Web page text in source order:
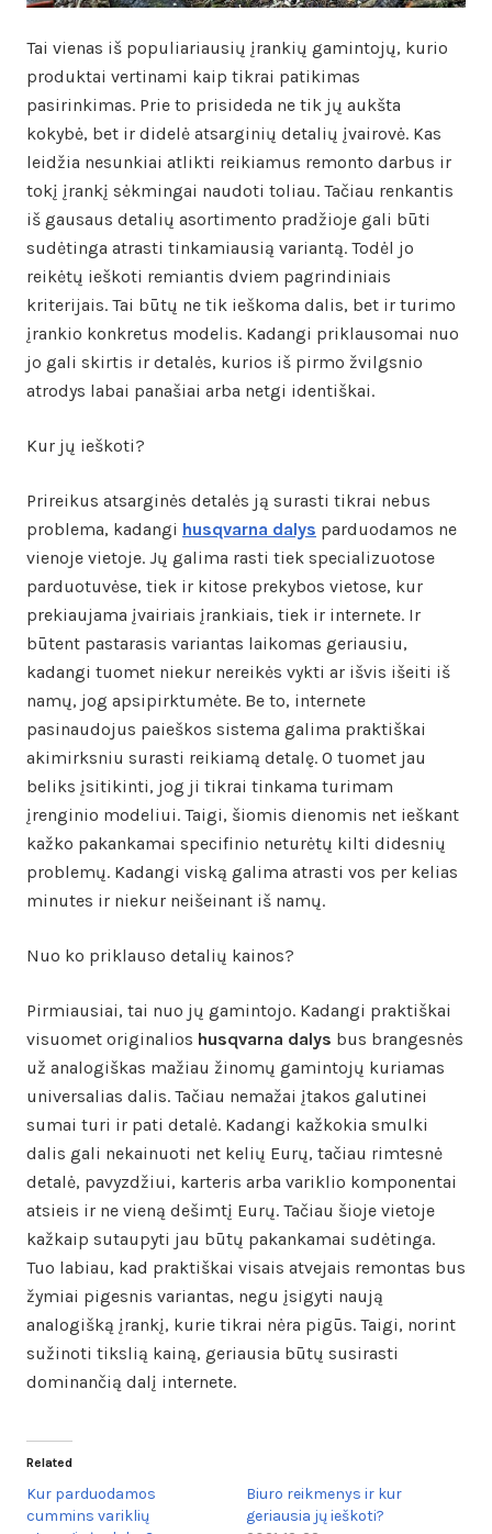
Tai vienas iš populiariausių įrankių gamintojų, kurio
produktai vertinami kaip tikrai patikimas
pasirinkimas. Prie to prisideda ne tik jų aukšta
kokybė, bet ir didelė atsarginių detalių įvairovė. Kas
leidžia nesunkiai atlikti reikiamus remonto darbus ir
tokį įrankį sėkmingai naudoti toliau. Tačiau renkantis
iš gausaus detalių asortimento pradžioje gali būti
sudėtinga atrasti tinkamiausią variantą. Todėl jo
reikėtų ieškoti remiantis dviem pagrindiniais
kriterijais. Tai būtų ne tik ieškoma dalis, bet ir turimo
įrankio konkretus modelis. Kadangi priklausomai nuo
jo gali skirtis ir detalės, kurios iš pirmo žvilgsnio
atrodys labai panašiai arba netgi identiškai.
Kur jų ieškoti?
Prireikus atsarginės detalės ją surasti tikrai nebus
problema, kadangi husqvarna dalys parduodamos ne
vienoje vietoje. Jų galima rasti tiek specializuotose
parduotuvėse, tiek ir kitose prekybos vietose, kur
prekiaujama įvairiais įrankiais, tiek ir internete. Ir
būtent pastarasis variantas laikomas geriausiu,
kadangi tuomet niekur nereikės vykti ar išvis išeiti iš
namų, jog apsipirktumėte. Be to, internete
pasinaudojus paieškos sistema galima praktiškai
akimirksniu surasti reikiamą detalę. O tuomet jau
beliks įsitikinti, jog ji tikrai tinkama turimam
įrenginio modeliui. Taigi, šiomis dienomis net ieškant
kažko pakankamai specifinio neturėtų kilti didesnių
problemų. Kadangi viską galima atrasti vos per kelias
minutes ir niekur neišeinant iš namų.
Nuo ko priklauso detalių kainos?
Pirmiausiai, tai nuo jų gamintojo. Kadangi praktiškai
visuomet originalios husqvarna dalys bus brangesnės
už analogiškas mažiau žinomų gamintojų kuriamas
universalias dalis. Tačiau nemažai įtakos galutinei
sumai turi ir pati detalė. Kadangi kažkokia smulki
dalis gali nekainuoti net kelių Eurų, tačiau rimtesnė
detalė, pavyzdžiui, karteris arba variklio komponentai
atsieis ir ne vieną dešimtį Eurų. Tačiau šioje vietoje
kažkaip sutaupyti jau būtų pakankamai sudėtinga.
Tuo labiau, kad praktiškai visais atvejais remontas bus
žymiai pigesnis variantas, negu įsigyti naują
analogišką įrankį, kurie tikrai nėra pigūs. Taigi, norint
sužinoti tikslią kainą, geriausia būtų susirasti
dominančią dalį internete.
Related
Kur parduodamos
cummins variklių
Biuro reikmenys ir kur
geriausia jų ieškoti?